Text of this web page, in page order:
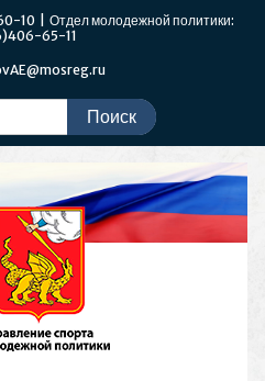
10 | Отдел молодежной политики:
65-11